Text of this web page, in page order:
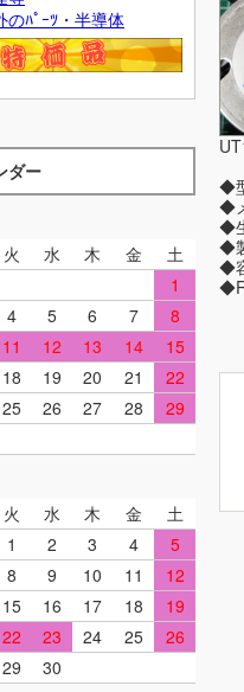
のﾊﾟｰﾂ・半導体
ダー
火 水 木 金
土
1
4 5 6 7
8
11 12 13 14
15
18 19 20 21
22
25 26 27 28
29
火 水 木 金
土
1
2 3 4
5
8 9 10 11
12
15 16 17 18
19
22 23 24 25
26
29 30
◆
◆
◆
◆
◆